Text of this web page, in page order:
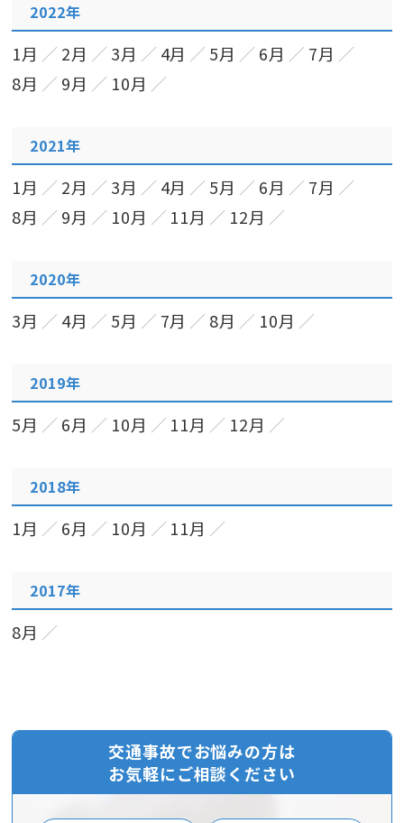
2022年
1月 2月 3月 4月 5月 6月
7月
8月
9月 10月
2021年
1月 2月 3月 4月 5月 6月
7月
8月
9月 10月 11月 12月
2020年
3月 4月 5月 7月 8月 10月
2019年
5月 6月 10月 11月 12月
2018年
1月 6月 10月 11月
2017年
8月
交通事故でお悩みの方は
お気軽にご相談ください